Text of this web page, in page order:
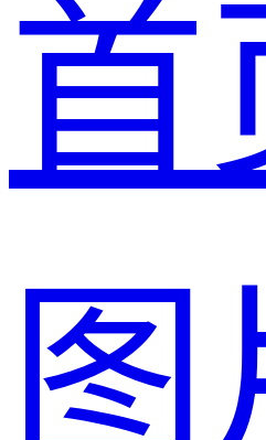
首
图